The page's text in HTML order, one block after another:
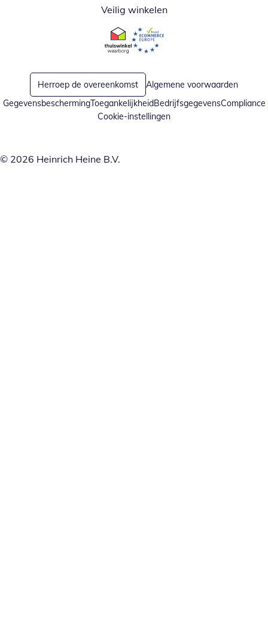
Veilig winkelen
Opent in nieuw venster
Opent in nieuw venster
Herroep de overeenkomst
Algemene voorwaarden
GegevensbeschermingToegankelijkheidBedrijfsgegevensCompliance
Cookie-instellingen
© 2026 Heinrich Heine B.V.